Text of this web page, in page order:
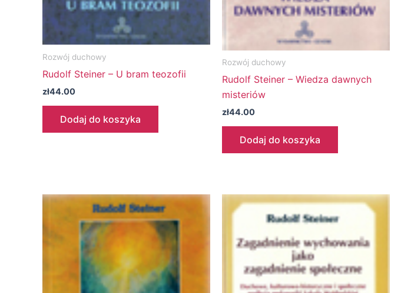
Rozwój duchowy
Rudolf Steiner – U bram teozofii
zł44.00
Dodaj do koszyka
Rozwój duchowy
Rudolf Steiner – Wiedza dawnych
misteriów
zł44.00
Dodaj do koszyka